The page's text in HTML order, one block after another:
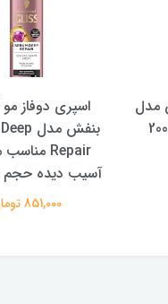
دوفاز مو گلیس
بنفش مدل Serum Deep
Repair مناسب موهای
دیده حجم 200 میل